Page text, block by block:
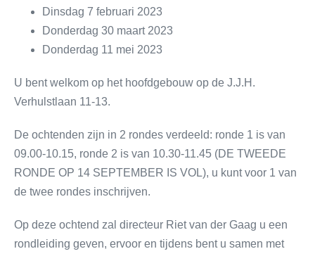
Dinsdag 7 februari 2023
Donderdag 30 maart 2023
Donderdag 11 mei 2023
U bent welkom op het hoofdgebouw op de J.J.H.
Verhulstlaan 11-13.
De ochtenden zijn in 2 rondes verdeeld: ronde 1 is van
09.00-10.15, ronde 2 is van 10.30-11.45 (DE TWEEDE
RONDE OP 14 SEPTEMBER IS VOL), u kunt voor 1 van
de twee rondes inschrijven.
Op deze ochtend zal directeur Riet van der Gaag u een
rondleiding geven, ervoor en tijdens bent u samen met